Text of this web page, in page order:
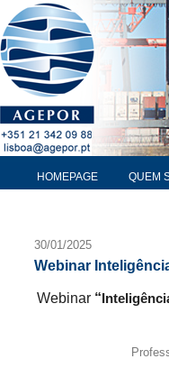
HOMEPAGE QUEM
30/01/2025
Webinar
Webinar “